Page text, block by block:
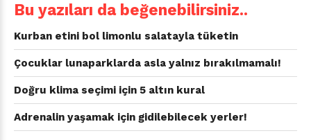
Bu yazıları da beğenebilirsiniz..
Kurban etini bol limonlu salatayla tüketin
Çocuklar lunaparklarda asla yalnız bırakılmamalı!
Doğru klima seçimi için 5 altın kural
Adrenalin yaşamak için gidilebilecek yerler!